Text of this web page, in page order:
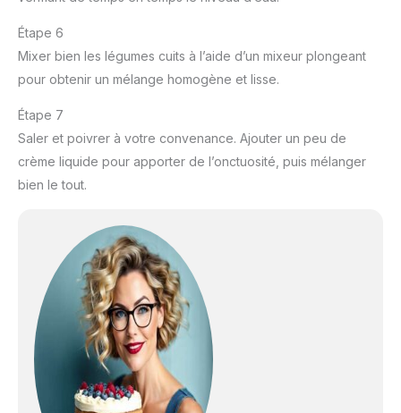
Étape 6
Mixer bien les légumes cuits à l’aide d’un mixeur plongeant
pour obtenir un mélange homogène et lisse.
Étape 7
Saler et poivrer à votre convenance. Ajouter un peu de
crème liquide pour apporter de l’onctuosité, puis mélanger
bien le tout.